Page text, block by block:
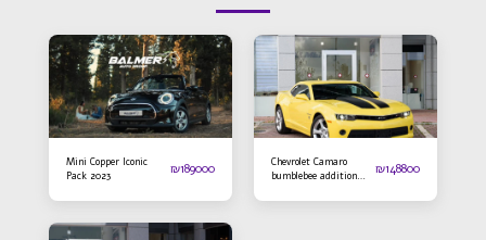
Mini Copper Iconic
Pack 2023
₪189000
Chevrolet Camaro
bumblebee addition
₪148800